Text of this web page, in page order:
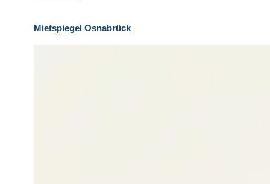
Mietspiegel Osnabrück